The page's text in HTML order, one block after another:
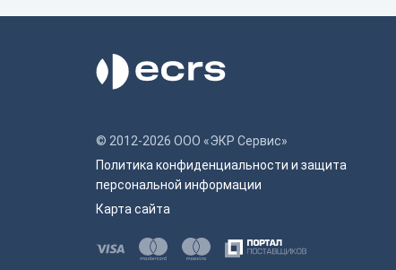
© 2012-2026 ООО «ЭКР Сервис»
Политика конфиденциальности и защита
персональной информации
Карта сайта